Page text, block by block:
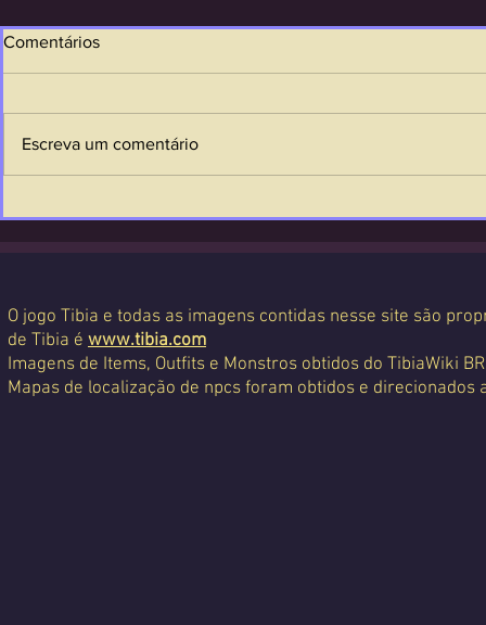
Comentários
Escreva um comentário
O jogo Tibia e todas as imagens contidas nesse site são
de Tibia é www.tibia.com
Imagens de Items, Outfits e Monstros obtidos do TibiaWiki
Mapas de localização de npcs foram obtidos e direcionados